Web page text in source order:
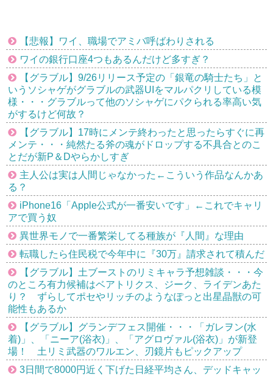
【悲報】ワイ、職場でアミバ呼ばわりされる
ワイの銀行口座4つもあるんだけど多すぎ？
【グラブル】9/26リリース予定の「銀竜の騎士たち」と
いうソシャゲがグラブルの武器UIをマルパクリしている模
様・・・グラブルって他のソシャゲにパクられる率高い気
がするけど何故？
【グラブル】17時にメンテ終わったと思ったらすぐに再
メンテ・・・純然たる斧の魂がドロップする不具合とのこ
とだが新P＆Dやらかしすぎ
主人公は実は人間じゃなかった←こういう作品なんかあ
る？
iPhone16「Apple公式が一番安いです」←これでキャリ
アで買う奴
異世界モノで一番繁栄してる種族が『人間』な理由
転職したら住民税で今年中に『30万』請求されて積んだ
【グラブル】土ブーストのリミキャラ予想雑談・・・今
のところ有力候補はベアトリクス、ジーク、ライデンあた
り？ ずらしてポセやリッチのようなぽっと出星晶獣の可
能性もあるか
【グラブル】グランデフェス開催・・・「ガレヲン(水
着)」、「ニーア(浴衣)」、「アグロヴァル(浴衣)」が新登
場！ 土リミ武器のワルエン、刃鏡片もピックアップ
3日間で8000円近く下げた日経平均さん、デッドキャッ